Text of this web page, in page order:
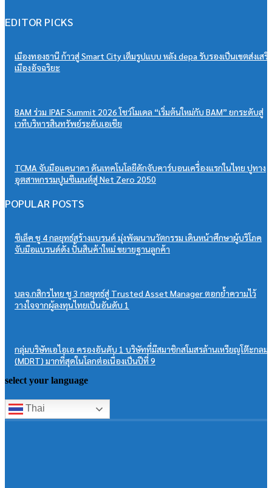
EDITOR PICKS
เมืองทองธานี ก้าวสู่ Smart City เต็มรูปแบบ หลัง depa รับรองเป็นเขตส่งเสริ
เมืองอัจฉริยะ
BAM ร่วม IPAF Summit 2026 โชว์โมเดล “เริ่มต้นใหม่กับ BAM” ยกระดับสู่
เวทีบริหารสินทรัพย์ระดับเอเชีย
TCMA จับมือแคนาดา ดันเทคโนโลยีดักจับคาร์บอนเครื่องแรกในไทย ปูทาง
อุตสาหกรรมปูนซีเมนต์สู่ Net Zero 2050
POPULAR POSTS
ซีเล็ค ชู 4 กลยุทธ์สร้างแบรนด์ มุ่งพัฒนานวัตกรรม เดินหน้าศึกษาผู้บริโภค
จับมือแบรนด์ดัง ปั้นสินค้าใหม่ ขยายฐานลูกค้า
บลจ.กสิกรไทย ชู 3 กลยุทธ์สู่ Trusted Asset Manager ตอกย้ำความไว้
วางใจจากผู้ลงทุนไทยเป็นอันดับ 1
กลุ่มบริษัทเอไอเอ ครองอันดับ 1 บริษัทที่มีสมาชิกสโมสรล้านเหรียญโต๊ะกลม
(MDRT) มากที่สุดในโลกต่อเนื่องเป็นปีที่ 9
select your language
Thai